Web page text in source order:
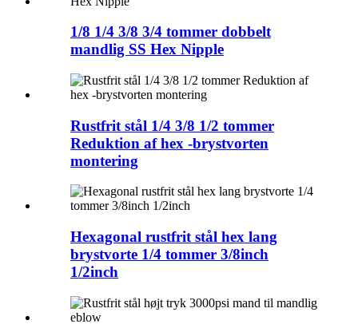
1/8 1/4 3/8 3/4 tommer dobbelt
mandlig SS Hex Nipple
Rustfrit stål 1/4 3/8 1/2 tommer
Reduktion af hex -brystvorten
montering
Hexagonal rustfrit stål hex lang
brystvorte 1/4 tommer 3/8inch
1/2inch